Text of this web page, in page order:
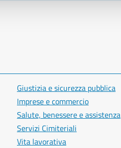
Giustizia e sicurezza pubblica
Imprese e commercio
Salute, benessere e assistenza
Servizi Cimiteriali
Vita lavorativa